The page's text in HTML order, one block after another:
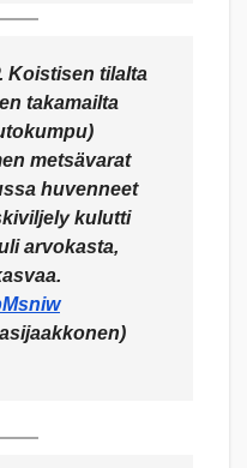
Koistisen tilalta
takamailta
metsävarat
huvenneet
kulutti
arvokasta,